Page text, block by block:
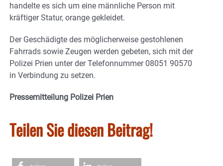
handelte es sich um eine männliche Person mit
kräftiger Statur, orange gekleidet.
Der Geschädigte des möglicherweise gestohlenen
Fahrrads sowie Zeugen werden gebeten, sich mit der
Polizei Prien unter der Telefonnummer 08051 90570
in Verbindung zu setzen.
Pressemitteilung Polizei Prien
Teilen Sie diesen Beitrag!